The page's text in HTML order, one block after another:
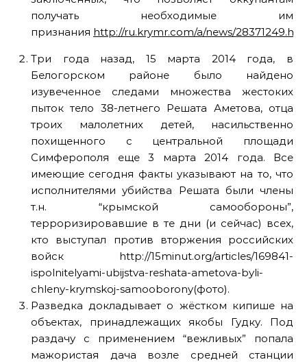
получать необходимые им
признания http://ru.krymr.com/a/news/
Три года назад, 15 марта 2014 года, в
Белогорском районе было найдено
изувеченное следами множества жестоких
пыток тело 38-летнего Решата Аметова, отца
троих малолетних детей, насильственно
похищенного с центральной площади
Симферополя еще 3 марта 2014 года. Все
имеющие сегодня факты указывают на то, что
исполнителями убийства Решата были члены
т.н. “крымской самообороны”,
терроризировавшие в те дни (и сейчас) всех,
кто выступал против вторжения российских
войск http://15minut.org/articles/169841-
ispolnitelyami-ubijstva-reshata-ametova-byli-
chleny-krymskoj-samooborony(фото).
Разведка докладывает о жёстком кипише на
объектах, принадлежащих якобы Гудку. Под
раздачу с применением “вежливых” попала
мажористая дача возле средней станции